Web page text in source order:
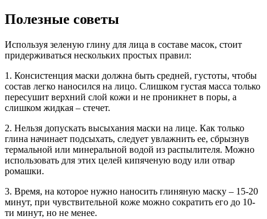
Полезные советы
Используя зеленую глину для лица в составе масок, стоит
придерживаться нескольких простых правил:
1. Консистенция маски должна быть средней, густоты, чтобы
состав легко наносился на лицо. Слишком густая масса только
пересушит верхний слой кожи и не проникнет в поры, а
слишком жидкая – стечет.
2. Нельзя допускать высыхания маски на лице. Как только
глина начинает подсыхать, следует увлажнить ее, сбрызнув
термальной или минеральной водой из распылителя. Можно
использовать для этих целей кипяченую воду или отвар
ромашки.
3. Время, на которое нужно наносить глиняную маску – 15-20
минут, при чувствительной коже можно сократить его до 10-
ти минут, но не менее.